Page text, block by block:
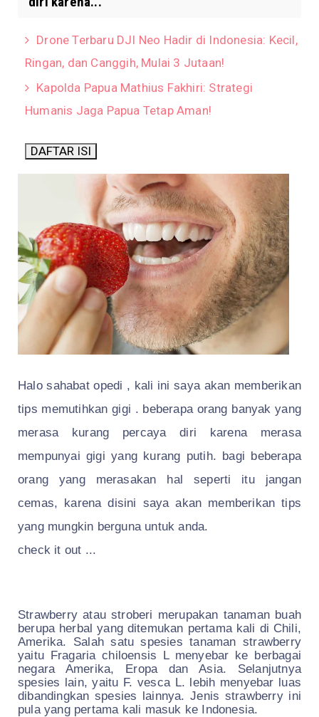
Drone Terbaru DJI Neo Hadir di Indonesia: Kecil,
Ringan, dan Canggih, Mulai 3 Jutaan!
Kapolda Papua Mathius Fakhiri: Strategi
Humanis Jaga Papua Tetap Aman!
DAFTAR ISI
Halo sahabat opedi , kali ini saya akan memberikan
tips memutihkan gigi . beberapa orang banyak yang
merasa kurang percaya diri karena merasa
mempunyai gigi yang kurang putih. bagi beberapa
orang yang merasakan hal seperti itu jangan
cemas, karena disini saya akan memberikan tips
yang mungkin berguna untuk anda.
check it out ...
Strawberry atau stroberi merupakan tanaman buah
berupa herbal yang ditemukan pertama kali di Chili,
Amerika. Salah satu spesies tanaman strawberry
yaitu Fragaria chiloensis L menyebar ke berbagai
negara Amerika, Eropa dan Asia. Selanjutnya
spesies lain, yaitu F. vesca L. lebih menyebar luas
dibandingkan spesies lainnya. Jenis strawberry ini
pula yang pertama kali masuk ke Indonesia.